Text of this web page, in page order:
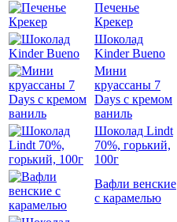
Печенье
Крекер
Шоколад
Kinder Bueno
Мини
круассаны 7
Days с кремом
ваниль
Шоколад Lindt
70%, горький,
100г
Вафли венские
с карамелью